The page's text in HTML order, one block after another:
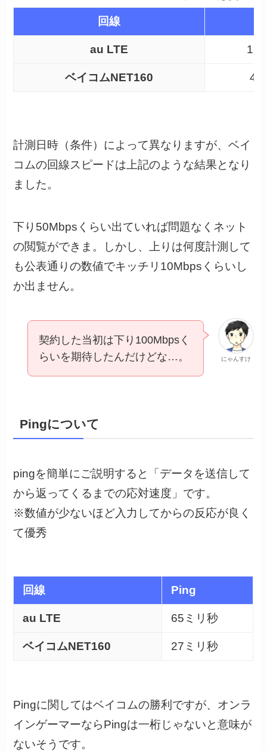
回線
au LTE
ベイコムNET160
計測日時（条件）によって異なりますが、ベイ
コムの回線スピードは上記のような結果となり
ました。
下り50Mbpsくらい出ていれば問題なくネット
の閲覧ができま。しかし、上りは何度計測して
も公表通りの数値でキッチリ10Mbpsくらいし
か出ません。
にゃんすけ
契約した当初は下り100Mbpsく
らいを期待したんだけどな…。
Pingについて
pingを簡単にご説明すると「データを送信して
から返ってくるまでの応対速度」です。
※数値が少ないほど入力してからの反応が良く
て優秀
回線 Ping
au LTE 65ミリ秒
ベイコムNET160 27ミリ秒
Pingに関してはベイコムの勝利ですが、オンラ
インゲーマーならPingは一桁じゃないと意味が
ないそうです。